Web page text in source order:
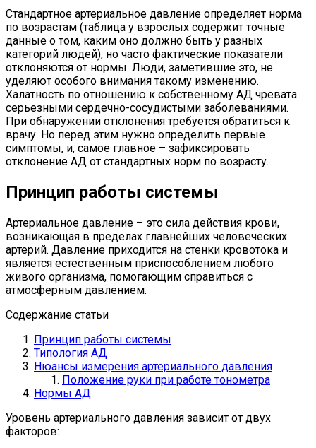
Стандартное артериальное давление определяет норма
по возрастам (таблица у взрослых содержит точные
данные о том, каким оно должно быть у разных
категорий людей), но часто фактические показатели
отклоняются от нормы. Люди, заметившие это, не
уделяют особого внимания такому изменению.
Халатность по отношению к собственному АД чревата
серьезными сердечно-сосудистыми заболеваниями.
При обнаружении отклонения требуется обратиться к
врачу. Но перед этим нужно определить первые
симптомы, и, самое главное – зафиксировать
отклонение АД от стандартных норм по возрасту.
Принцип работы системы
Артериальное давление – это сила действия крови,
возникающая в пределах главнейших человеческих
артерий. Давление приходится на стенки кровотока и
является естественным приспособлением любого
живого организма, помогающим справиться с
атмосферным давлением.
Содержание статьи
Принцип работы системы
Типология АД
Нюансы измерения артериального давления
Положение руки при работе тонометра
Нормы АД
Уровень артериального давления зависит от двух
факторов: